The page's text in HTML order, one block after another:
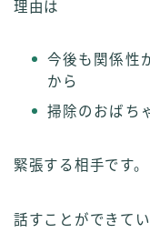
理由は
今後も関係性
から
掃除のおばち
緊張する相手です。
話すことができて